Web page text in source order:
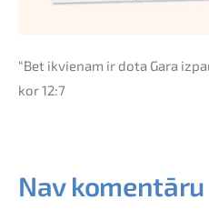
“Bet ikvienam ir dota Gara
kor 12:7
Nav komentāru